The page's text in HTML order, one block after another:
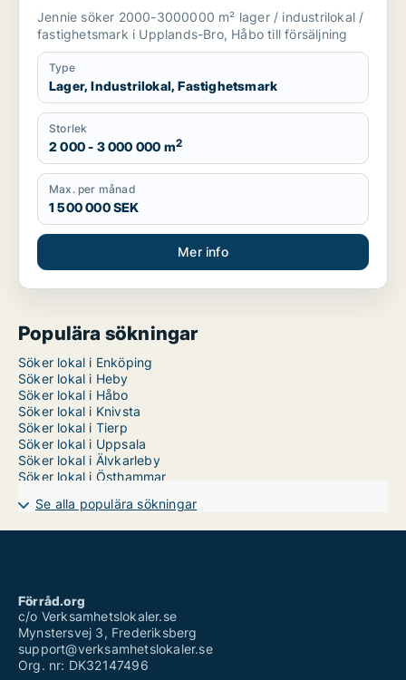
eller Håbo
Jennie söker 2000-3000000 m² lager / industrilokal /
fastighetsmark i Upplands-Bro, Håbo till försäljning
Type
Lager, Industrilokal, Fastighetsmark
Storlek
2 000 - 3 000 000 m2
Max. per månad
1 500 000 SEK
Mer info
Populära sökningar
Söker lokal i Enköping
Söker lokal i Heby
Söker lokal i Håbo
Söker lokal i Knivsta
Söker lokal i Tierp
Söker lokal i Uppsala
Söker lokal i Älvkarleby
Söker lokal i Östhammar
Se alla populära sökningar
Förråd.org
c/o Verksamhetslokaler.se
Mynstersvej 3, Frederiksberg
support@verksamhetslokaler.se
Org. nr: DK32147496